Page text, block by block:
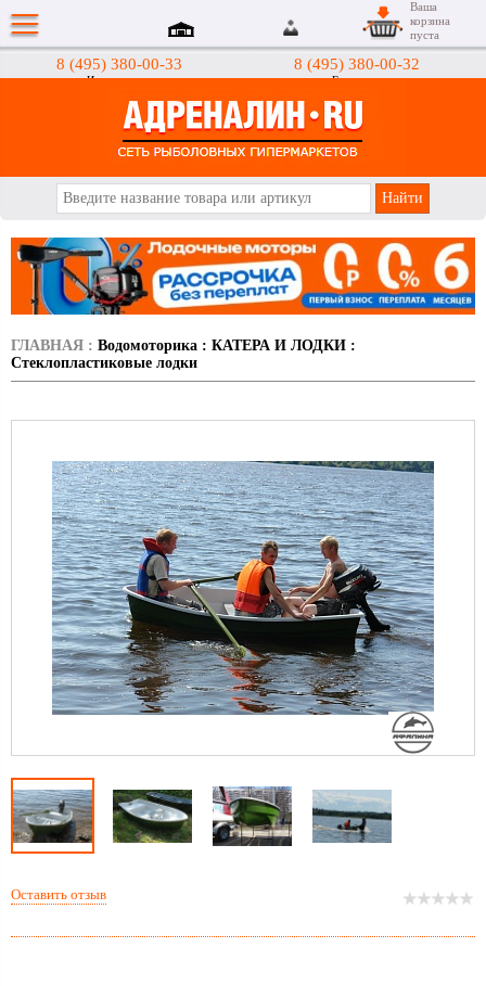
8 (495) 380-00-33
Интернет-магазин
8 (495) 380-00-32
Гипермаркеты
Ваша
корзина
пуста
ГЛАВНАЯ : Водомоторика : КАТЕРА И ЛОДКИ :
Стеклоплаcтиковые лодки
Оставить отзыв